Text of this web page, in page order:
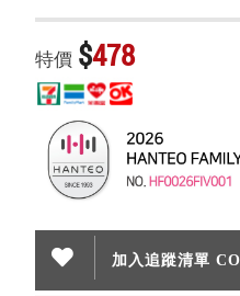
特價 $478
加入追蹤清單